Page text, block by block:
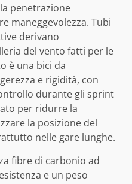
penetrazione
maneggevolezza. Tubi
derivano
del vento fatti per le
è una bici da
e rigidità, con
durante gli sprint
per ridurre la
la posizione del
nelle gare lunghe.
fibre di carbonio ad
e un peso